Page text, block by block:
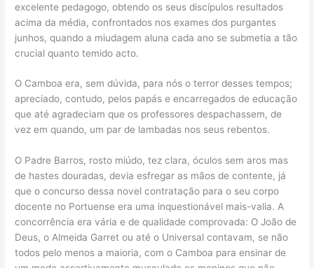
excelente pedagogo, obtendo os seus discípulos resultados
acima da média, confrontados nos exames dos purgantes
junhos, quando a miudagem aluna cada ano se submetia a tão
crucial quanto temido acto.
O Camboa era, sem dúvida, para nós o terror desses tempos;
apreciado, contudo, pelos papás e encarregados de educação
que até agradeciam que os professores despachassem, de
vez em quando, um par de lambadas nos seus rebentos.
O Padre Barros, rosto miúdo, tez clara, óculos sem aros mas
de hastes douradas, devia esfregar as mãos de contente, já
que o concurso dessa novel contratação para o seu corpo
docente no Portuense era uma inquestionável mais-valia. A
concorrência era vária e de qualidade comprovada: O João de
Deus, o Almeida Garret ou até o Universal contavam, se não
todos pelo menos a maioria, com o Camboa para ensinar de